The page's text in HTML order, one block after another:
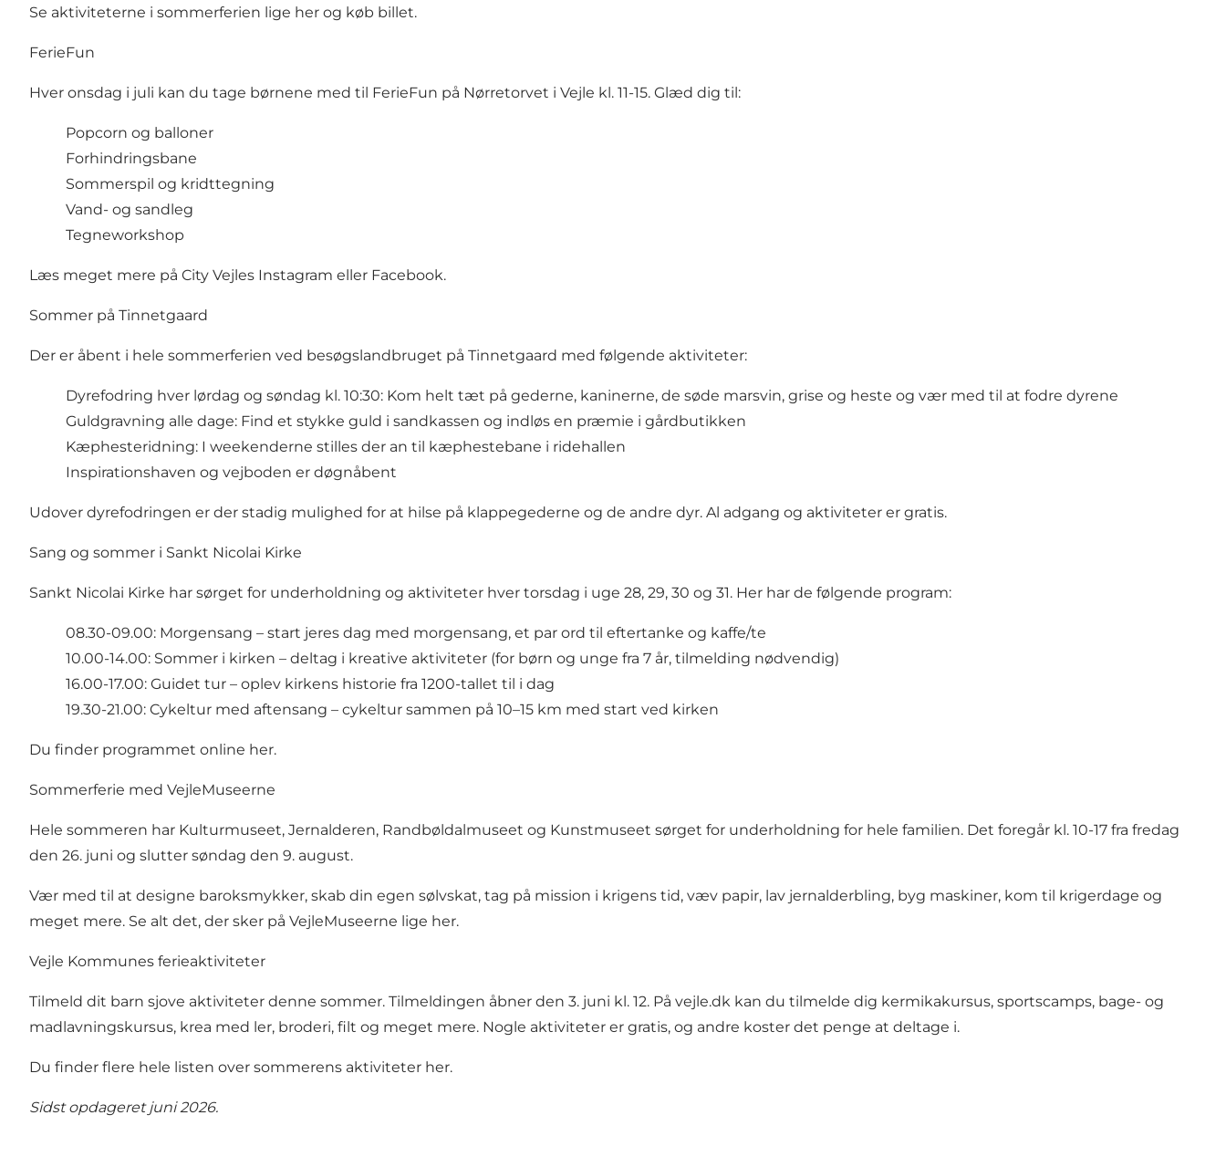
Se aktiviteterne i sommerferien lige her og køb billet.
FerieFun
Hver onsdag i juli kan du tage børnene med til FerieFun på Nørretorvet i Vejle kl. 11-15. Glæd dig til:
Popcorn og balloner
Forhindringsbane
Sommerspil og kridttegning
Vand- og sandleg
Tegneworkshop
Læs meget mere på City Vejles Instagram eller Facebook.
Sommer på Tinnetgaard
Der er åbent i hele sommerferien ved besøgslandbruget på Tinnetgaard med følgende aktiviteter:
Dyrefodring hver lørdag og søndag kl. 10:30: Kom helt tæt på gederne, kaninerne, de søde marsvin, grise og heste og vær med til at fodre dyrene
Guldgravning alle dage: Find et stykke guld i sandkassen og indløs en præmie i gårdbutikken
Kæphesteridning: I weekenderne stilles der an til kæphestebane i ridehallen
Inspirationshaven og vejboden er døgnåbent
Udover dyrefodringen er der stadig mulighed for at hilse på klappegederne og de andre dyr. Al adgang og aktiviteter er gratis.
Sang og sommer i Sankt Nicolai Kirke
Sankt Nicolai Kirke har sørget for underholdning og aktiviteter hver torsdag i uge 28, 29, 30 og 31. Her har de følgende program:
08.30-09.00: Morgensang – start jeres dag med morgensang, et par ord til eftertanke og kaffe/te
10.00-14.00: Sommer i kirken – deltag i kreative aktiviteter (for børn og unge fra 7 år, tilmelding nødvendig)
16.00-17.00: Guidet tur – oplev kirkens historie fra 1200-tallet til i dag
19.30-21.00: Cykeltur med aftensang – cykeltur sammen på 10–15 km med start ved kirken
Du finder programmet online her.
Sommerferie med VejleMuseerne
Hele sommeren har Kulturmuseet, Jernalderen, Randbøldalmuseet og Kunstmuseet sørget for underholdning for hele familien. Det foregår kl. 10-17 fra fredag
den 26. juni og slutter søndag den 9. august.
Vær med til at designe baroksmykker, skab din egen sølvskat, tag på mission i krigens tid, væv papir, lav jernalderbling, byg maskiner, kom til krigerdage og
meget mere. Se alt det, der sker på VejleMuseerne lige her.
Vejle Kommunes ferieaktiviteter
Tilmeld dit barn sjove aktiviteter denne sommer. Tilmeldingen åbner den 3. juni kl. 12. På vejle.dk kan du tilmelde dig kermikakursus, sportscamps, bage- og
madlavningskursus, krea med ler, broderi, filt og meget mere. Nogle aktiviteter er gratis, og andre koster det penge at deltage i.
Du finder flere hele listen over sommerens aktiviteter her.
Sidst opdageret juni 2026.